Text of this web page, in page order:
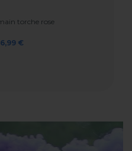
torche rose
6,99 €